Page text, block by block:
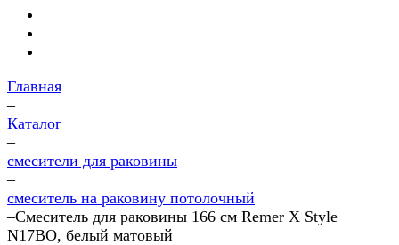
Главная
–
Каталог
–
смесители для раковины
–
смеситель на раковину потолочный
–Смеситель для раковины 166 см Remer X Style
N17BO, белый матовый